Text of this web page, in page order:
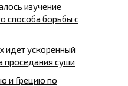
изучение
способа борьбы с
идет ускоренный
проседания суши
и Грецию по